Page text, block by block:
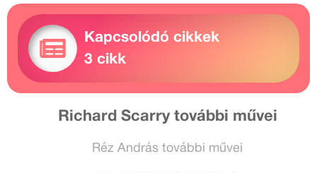
Kapcsolódó cikkek
3 cikk
Richard Scarry további művei
Réz András további művei